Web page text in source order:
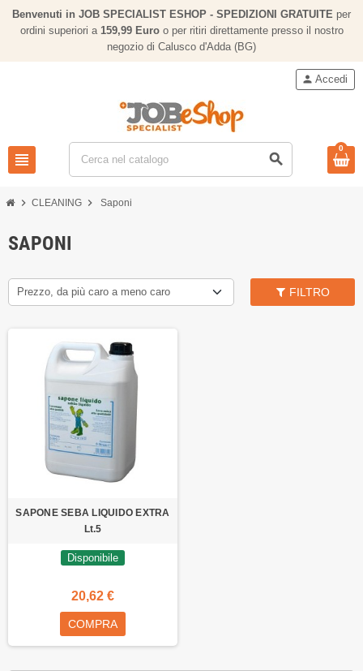
Benvenuti in JOB SPECIALIST ESHOP - SPEDIZIONI GRATUITE per
ordini superiori a 159,99 Euro o per ritiri direttamente presso il nostro
negozio di Calusco d'Adda (BG)
view_headline search
person Accedi
0
chevron_right CLEANING chevron_right Saponi
SAPONI
Prezzo, da più caro a meno caro FILTRO
SAPONE SEBA LIQUIDO EXTRA
Lt.5
Disponibile
20,62 €
COMPRA